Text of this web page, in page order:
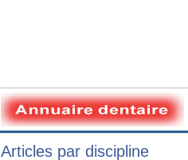
Articles par discipline